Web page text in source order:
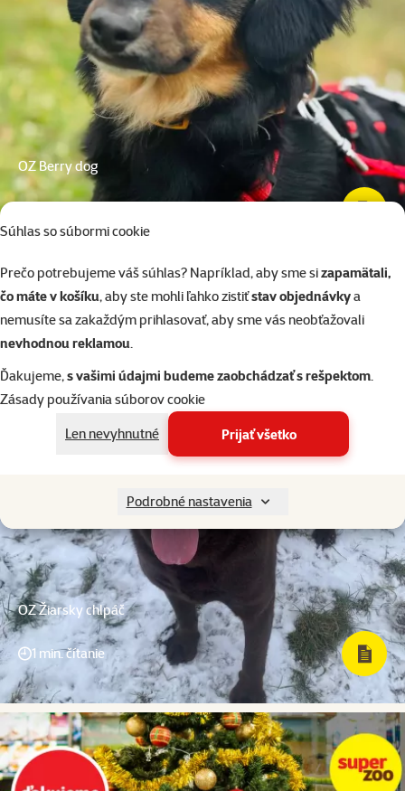
Súhlas so súbormi cookie
Prečo potrebujeme váš súhlas? Napríklad, aby sme sizapamätali,
čo máte v košíku, aby ste mohli ľahko zistiťstav objednávkya
nemusíte sa zakaždým prihlasovať, aby sme vás neobťažovali
nevhodnou reklamou.
Ďakujeme,s vašimi údajmi budeme zaobchádzať s rešpektom.
Zásady používania súborov cookie
Len nevyhnutné
Prijať všetko
Podrobné nastavenia
OZ Berry dog
OZ Žiarsky chlpáč
1 min. čítanie